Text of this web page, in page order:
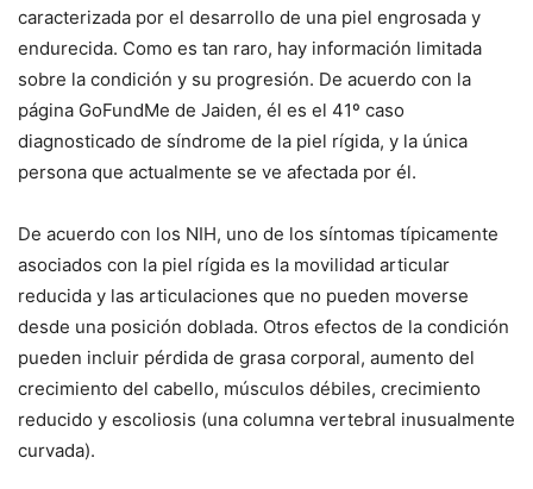
caracterizada por el desarrollo de una piel engrosada y
endurecida. Como es tan raro, hay información limitada
sobre la condición y su progresión. De acuerdo con la
página GoFundMe de Jaiden, él es el 41º caso
diagnosticado de síndrome de la piel rígida, y la única
persona que actualmente se ve afectada por él.
De acuerdo con los NIH, uno de los síntomas típicamente
asociados con la piel rígida es la movilidad articular
reducida y las articulaciones que no pueden moverse
desde una posición doblada. Otros efectos de la condición
pueden incluir pérdida de grasa corporal, aumento del
crecimiento del cabello, músculos débiles, crecimiento
reducido y escoliosis (una columna vertebral inusualmente
curvada).